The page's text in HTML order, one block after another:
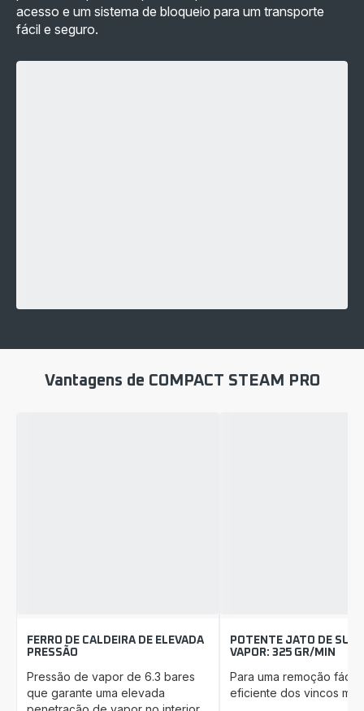
acesso e um sistema de bloqueio para um transporte
fácil e seguro.
Vantagens de COMPACT STEAM PRO
FERRO DE CALDEIRA DE ELEVADA
PRESSÃO
Pressão de vapor de 6.3 bares
que garante uma elevada
POTENTE JATO DE
VAPOR: 325 GR/MIN
Para uma remoção fácil
eficiente dos vincos